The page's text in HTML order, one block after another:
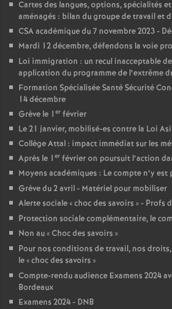
Cartes des langues, options, spécialités
aménagés : bilan du groupe de travail et
CSA académique du 7 novembre 2023 -
Mardi 12 décembre, défendons la voie
Loi immigration : un recul inacceptable
application du programme de l’extrême
Formation Spécialisée Santé Sécurité
14 décembre
Grève le 1 er février
Le 21 janvier, mobilisé-es contre la Loi
Collège Attal : impact immédiat sur les
Après le 1 er février on poursuit l’action
Moyens académiques : Le compte n’y est
Grève du 2 avril - Matériel pour mobiliser
Alerte sociale «choc des savoirs » - Profs
Protection sociale complémentaire, le
Non au «Choc des savoirs »
Pour nos conditions de travail, nos
le «choc des savoirs »
Compte-rendu audience Examens 2024
Bordeaux
Examens 2024 - DNB